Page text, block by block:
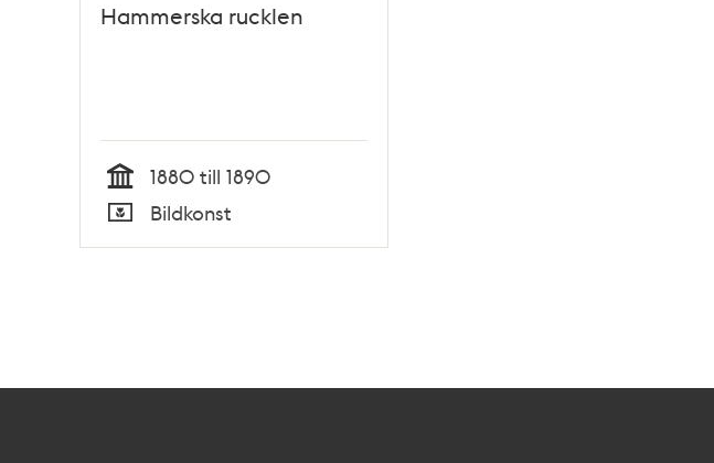
Hammerska rucklen
Tid
1880 till 1890
Typ
Bildkonst